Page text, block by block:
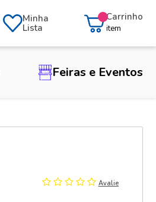
Minha
Lista
Carrinho
item
Feiras e Eventos
Avalie